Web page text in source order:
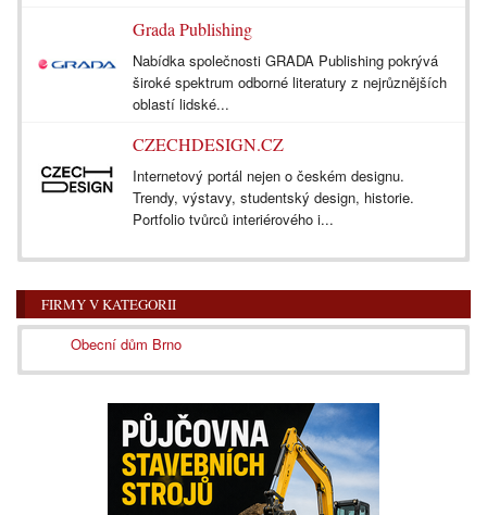
Grada Publishing
Nabídka společnosti GRADA Publishing pokrývá
široké spektrum odborné literatury z nejrůznějších
oblastí lidské...
CZECHDESIGN.CZ
Internetový portál nejen o českém designu.
Trendy, výstavy, studentský design, historie.
Portfolio tvůrců interiérového i...
FIRMY V KATEGORII
Obecní dům Brno